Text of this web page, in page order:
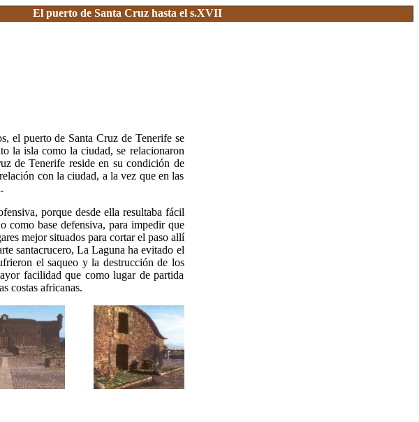
El puerto de Santa Cruz hasta el s.XVII
el puerto de Santa Cruz de Tenerife se
la isla como la ciudad, se relacionaron
de Tenerife reside en su condición de
con la ciudad, a la vez que en las
porque desde ella resultaba fácil
como base defensiva, para impedir que
mejor situados para cortar el paso allí
santacrucero, La Laguna ha evitado el
el saqueo y la destrucción de los
facilidad que como lugar de partida
costas africanas.